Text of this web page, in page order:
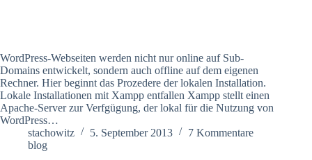
WordPress-Webseiten werden nicht nur online auf Sub-
Domains entwickelt, sondern auch offline auf dem eigenen
Rechner. Hier beginnt das Prozedere der lokalen Installation.
Lokale Installationen mit Xampp entfallen Xampp stellt einen
Apache-Server zur Verfgügung, der lokal für die Nutzung von
WordPress…
stachowitz
5. September 2013
7 Kommentare
blog